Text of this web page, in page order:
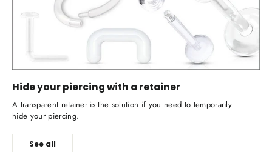
Hide your piercing with a retainer
A transparent retainer is the solution if you need to temporarily
hide your piercing.
See all